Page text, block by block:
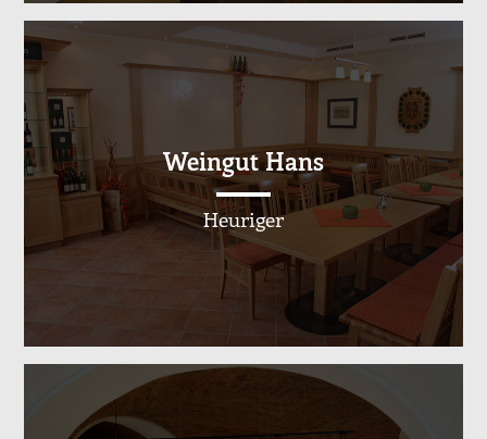
Weingut Hans
Heuriger